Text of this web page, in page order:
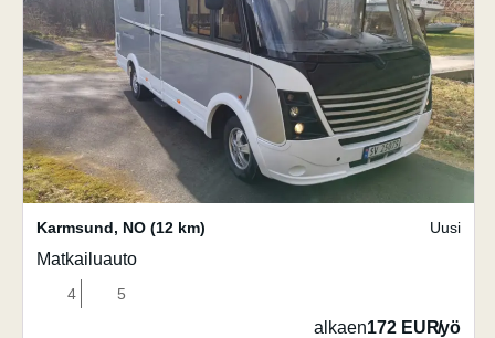
Karmsund, NO (12 km) Uusi
Matkailuauto
4 5
alkaen172 EUR/yö